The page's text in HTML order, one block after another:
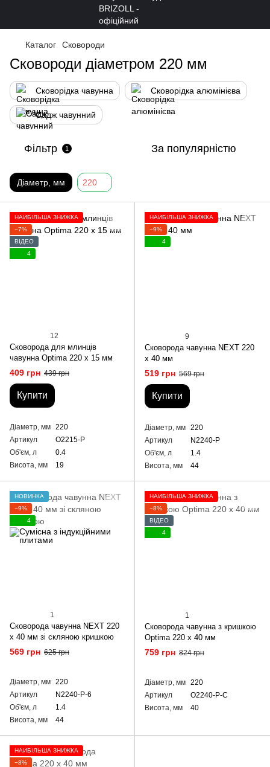
Каталог Сковороди
Сковороди діаметром 220 мм
Сковорідка чавунна Сковорідка алюмінієва
Садж чавунний
Фільтр 1 За популярністю
Діаметр, мм 220
НАЙБІЛЬША ЗНИЖКА
−7%
ВІДЕО
4
12
Сковорода для млинців
чавунна Optima 220 х 15 мм
409 грн 439 грн
Купити
Діаметр, мм 220
Артикул
O2215-P
Об'єм, л
0.4
Висота, мм
19
НАЙБІЛЬША ЗНИЖКА
−9%
4
9
Сковорода чавунна NEXT 220
х 40 мм
519 грн 569 грн
Купити
Діаметр, мм 220
Артикул
N2240-P
Об'єм, л
1.4
Висота, мм
44
НОВИНКА
−9%
4
1
Сковорода чавунна NEXT 220
х 40 мм зі скляною кришкою
569 грн 625 грн
Діаметр, мм 220
Артикул
N2240-P-6
Об'єм, л
1.4
Висота, мм
44
НАЙБІЛЬША ЗНИЖКА
−8%
ВІДЕО
4
1
Сковорода чавунна з кришкою
Optima 220 х 40 мм
759 грн 824 грн
Діаметр, мм 220
Артикул
O2240-P-C
Висота, мм
40
НАЙБІЛЬША ЗНИЖКА
−8%